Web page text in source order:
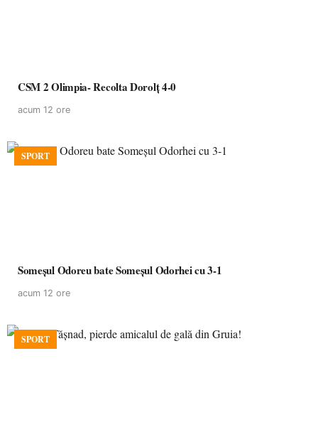
CSM 2 Olimpia- Recolta Dorolț 4-0
acum 12 ore
SPORT
Someșul Odoreu bate Someșul Odorhei cu 3-1
acum 12 ore
SPORT